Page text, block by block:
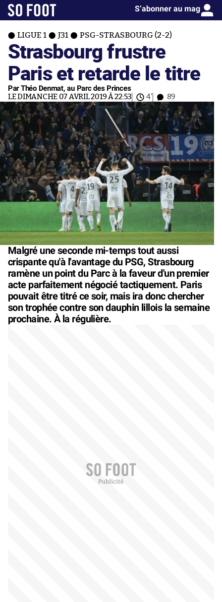
S’abonner au mag
LIGUE 1 J31 PSG-STRASBOURG (2-2)
Strasbourg frustre
Paris et retarde le titre
Par Théo Denmat, au Parc des Princes
LE DIMANCHE 07 AVRIL 2019 À 22:53 4' 89
Malgré une seconde mi-temps tout aussi
crispante qu'à l'avantage du PSG, Strasbourg
ramène un point du Parc à la faveur d'un premier
acte parfaitement négocié tactiquement. Paris
pouvait être titré ce soir, mais ira donc chercher
son trophée contre son dauphin lillois la semaine
prochaine. À la régulière.